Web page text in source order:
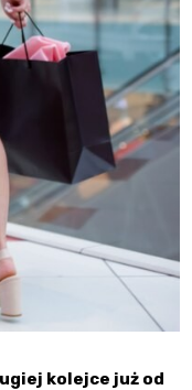
kolejce już od